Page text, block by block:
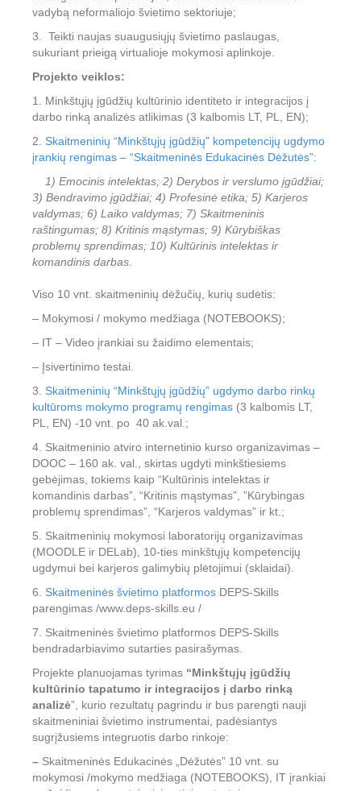
vadybą neformaliojo švietimo sektoriuje;
3. Teikti naujas suaugusiųjų švietimo paslaugas,
sukuriant prieigą virtualioje mokymosi aplinkoje.
Projekto veiklos:
1. Minkštųjų įgūdžių kultūrinio identiteto ir integracijos į
darbo rinką analizės atlikimas (3 kalbomis LT, PL, EN);
2 . Skaitmeninių “Minkštųjų įgūdžių” kompetencijų ugdymo
įrankių rengimas – “Skaitmeninės Edukacinės Dėžutės”:
1) Emocinis intelektas; 2) Derybos ir verslumo įgūdžiai;
3) Bendravimo įgūdžiai; 4) Profesinė etika; 5) Karjeros
valdymas; 6) Laiko valdymas; 7) Skaitmeninis
raštingumas; 8) Kritinis mąstymas; 9) Kūrybiškas
problemų sprendimas; 10) Kultūrinis intelektas ir
komandinis darbas
Viso 10 vnt. skaitmeninių dėžučių, kurių sudėtis:
– Mokymosi / mokymo medžiaga (NOTEBOOKS);
– IT – Video įrankiai su žaidimo elementais;
– Įsivertinimo testai.
3. Skaitmeninių “Minkštųjų įgūdžių” ugdymo darbo rinkų
kultūroms mokymo programų rengimas (3 kalbomis LT,
PL, EN) -10 vnt. po 40 ak.val.;
4. Skaitmeninio atviro internetinio kurso organizavimas –
DOOC – 160 ak. val., skirtas ugdyti minkštiesiems
gebėjimas, tokiems kaip “Kultūrinis intelektas ir
komandinis darbas”, “Kritinis mąstymas”, ”Kūrybingas
problemų sprendimas”, “Karjeros valdymas” ir kt.;
5. Skaitmeninių mokymosi laboratorijų organizavimas
(MOODLE ir DELab), 10-ties minkštųjų kompetencijų
ugdymui bei karjeros galimybių plėtojimui (sklaidai).
6. Skaitmeninės švietimo platformos DEPS-Skills
parengimas /www.deps-skills.eu /
7. Skaitmeninės švietimo platformos DEPS-Skills
bendradarbiavimo sutarties pasirašymas.
Projekte planuojamas tyrimas “Minkštųjų įgūdžių
kultūrinio tapatumo ir integracijos į darbo rinką
analizė”, kurio rezultatų pagrindu ir bus parengti nauji
skaitmeniniai švietimo instrumentai, padėsiantys
sugrįžusiems integruotis darbo rinkoje:
– Skaitmeninės Edukacinės „Dėžutės” 10 vnt. su
mokymosi /mokymo medžiaga (NOTEBOOKS), IT įrankiai